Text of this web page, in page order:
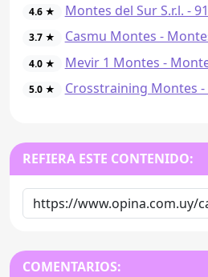
4.6 ★ Montes del Sur S.r.l. -
3.7 ★ Casmu Montes -
4.0 ★ Mevir 1 Montes -
5.0 ★ Crosstraining Montes
REFIERA ESTE CONTENIDO:
COMENTARIOS: